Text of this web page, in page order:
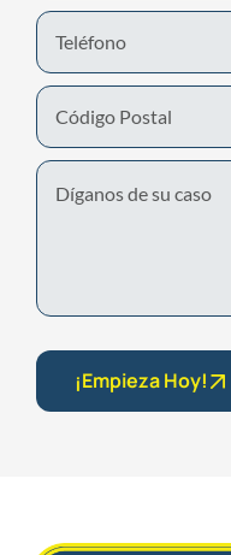
Phone
Number
Untitled
¡Empieza Hoy!